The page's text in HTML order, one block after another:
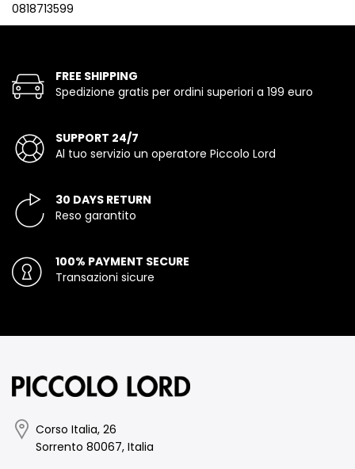
0818713599
FREE SHIPPING
Spedizione gratis per ordini superiori a 199 euro
SUPPORT 24/7
Al tuo servizio un operatore Piccolo Lord
30 DAYS RETURN
Reso garantito
100% PAYMENT SECURE
Transazioni sicure
Corso Italia, 26
Sorrento 80067, Italia